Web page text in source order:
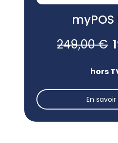
249,00 €
hors
En savoir